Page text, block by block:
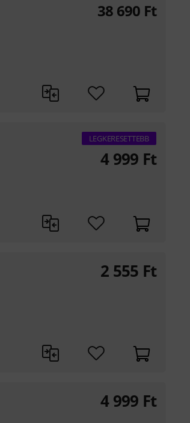
38 690 Ft
LEGKERESETTEBB
4 999 Ft
2 555 Ft
4 999 Ft